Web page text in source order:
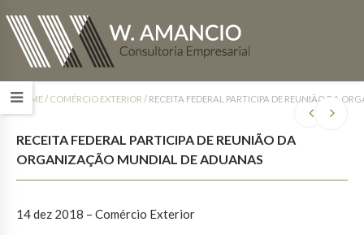
HOME/ COMÉRCIO EXTERIOR / RECEITA FEDERAL PARTICIPA DE REUNIÃO DA
RECEITA FEDERAL PARTICIPA DE REUNIÃO DA
ORGANIZAÇÃO MUNDIAL DE ADUANAS
14 dez 2018 – Comércio Exterior